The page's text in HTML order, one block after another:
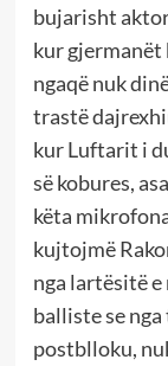
bujarisht
kur gjermanët
ngaqë nuk
trastë
kur Luftarit i
së kobures,
këta
kujtojmë
nga lartësitë
balliste se
postblloku,